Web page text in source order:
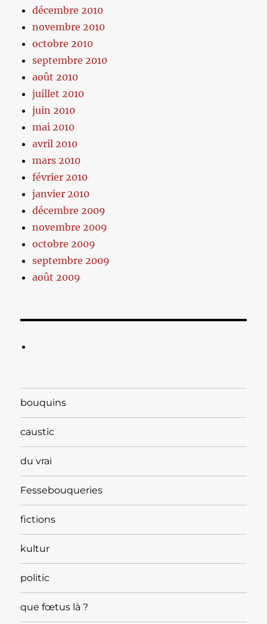
décembre 2010
novembre 2010
octobre 2010
septembre 2010
août 2010
juillet 2010
juin 2010
mai 2010
avril 2010
mars 2010
février 2010
janvier 2010
décembre 2009
novembre 2009
octobre 2009
septembre 2009
août 2009
bouquins
caustic
du vrai
Fessebouqueries
fictions
kultur
politic
que fœtus là ?